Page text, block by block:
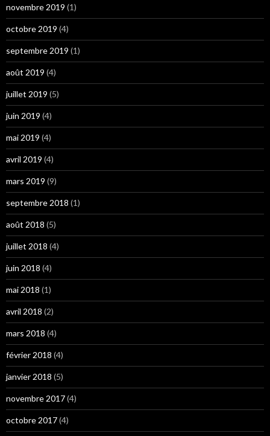
novembre 2019 (1)
octobre 2019 (4)
septembre 2019 (1)
août 2019 (4)
juillet 2019 (5)
juin 2019 (4)
mai 2019 (4)
avril 2019 (4)
mars 2019 (9)
septembre 2018 (1)
août 2018 (5)
juillet 2018 (4)
juin 2018 (4)
mai 2018 (1)
avril 2018 (2)
mars 2018 (4)
février 2018 (4)
janvier 2018 (5)
novembre 2017(4)
octobre 2017(4)